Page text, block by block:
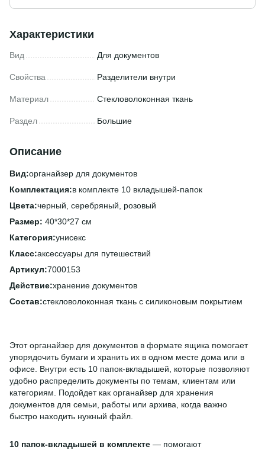
Характеристики
Вид Для документов
Свойства Разделители внутри
Материал Стекловолоконная ткань
Раздел Большие
Описание
Вид:органайзер для документов
Комплектация:в комплекте 10 вкладышей-папок
Цвета:черный, серебряный, розовый
Размер: 40*30*27 см
Категория:унисекс
Класс:аксессуары для путешествий
Артикул:7000153
Действие:хранение документов
Состав:стекловолоконная ткань с силиконовым покрытием
Этот органайзер для документов в формате ящика помогает
упорядочить бумаги и хранить их в одном месте дома или в
офисе. Внутри есть 10 папок-вкладышей, которые позволяют
удобно распределить документы по темам, клиентам или
категориям. Подойдет как органайзер для хранения
документов для семьи, работы или архива, когда важно
быстро находить нужный файл.
10 папок-вкладышей в комплекте — помогают